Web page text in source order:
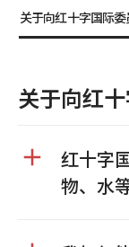
关于向红十字国际
关于向红
红十字
物、水